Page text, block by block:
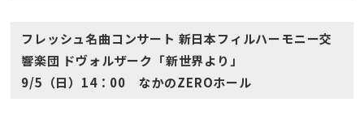
フレッシュ名曲コンサート 新日本フィルハーモニー交
響楽団 ドヴォルザーク「新世界より」
9/5（日）14：00 なかのZEROホール